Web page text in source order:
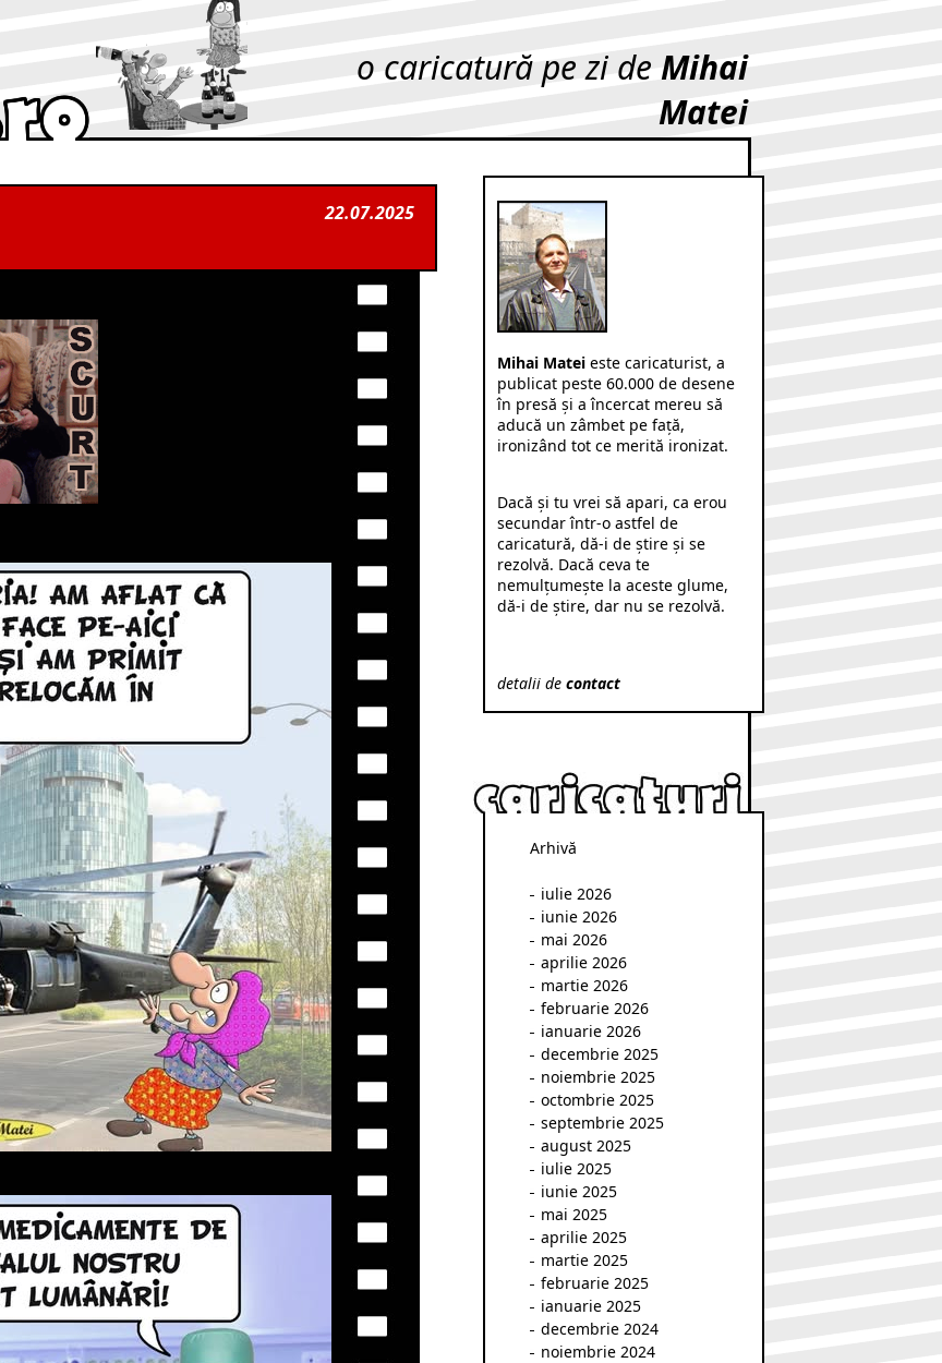
o caricatură pe zi deMihai
Matei
22.07.2025
Mihai Matei este caricaturist, a
publicat peste 60.000 de desene
în presă şi a încercat mereu să
aducă un zâmbet pe faţă,
ironizând tot ce merită ironizat.
Dacă şi tu vrei să apari, ca erou
secundar într-o astfel de
caricatură, dă-i de ştire şi se
rezolvă. Dacă ceva te
nemulţumeşte la aceste glume,
dă-i de ştire, dar nu se rezolvă.
detalii de contact
Arhivă
iulie 2026
iunie 2026
mai 2026
aprilie 2026
martie 2026
februarie 2026
ianuarie 2026
decembrie 2025
noiembrie 2025
octombrie 2025
septembrie 2025
august 2025
iulie 2025
iunie 2025
mai 2025
aprilie 2025
martie 2025
februarie 2025
ianuarie 2025
decembrie 2024
noiembrie 2024